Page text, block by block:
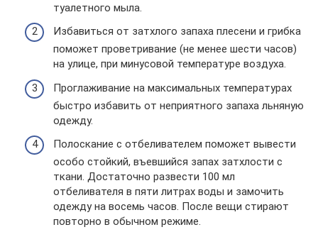
туалетного мыла.
Избавиться от затхлого запаха плесени и грибка
поможет проветривание (не менее шести часов)
на улице, при минусовой температуре воздуха.
Проглаживание на максимальных температурах
быстро избавить от неприятного запаха льняную
одежду.
Полоскание с отбеливателем поможет вывести
особо стойкий, въевшийся запах затхлости с
ткани. Достаточно развести 100 мл
отбеливателя в пяти литрах воды и замочить
одежду на восемь часов. После вещи стирают
повторно в обычном режиме.